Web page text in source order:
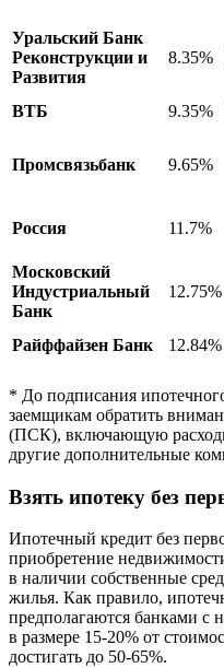
Уральский Банк
Реконструкции и
Развития
8.35%
ВТБ 9.35%
Промсвязьбанк 9.65%
Россия 11.7%
Московский
Индустриальный
Банк
12.75%
Райффайзен Банк 12.84%
* До подписания
заемщикам обратить
(ПСК), включающую
другие дополнительные
Взять ипотеку без
Ипотечный кредит без
приобретение
в наличии собственные
жилья. Как правило,
предполагаются банками с
в размере 15-20% от
достигать до 50-65%.